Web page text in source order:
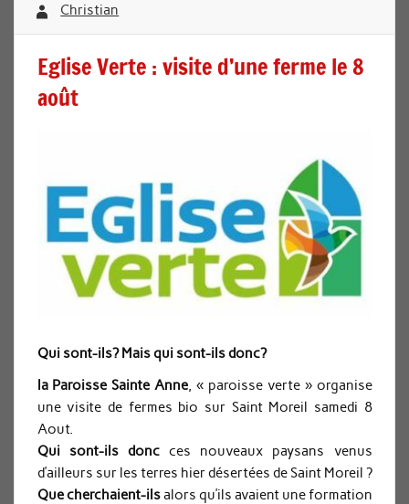
Christian
Eglise Verte : visite d’une ferme le 8
août
Qui sont-ils? Mais qui sont-ils donc?
la Paroisse Sainte Anne, « paroisse verte » organise
une visite de fermes bio sur Saint Moreil samedi 8
Aout.
Qui sont-ils doncces nouveaux paysans venus
d’ailleurs sur les terres hier désertées de Saint Moreil ?
Que cherchaient-ilsalors qu’ils avaient une formation